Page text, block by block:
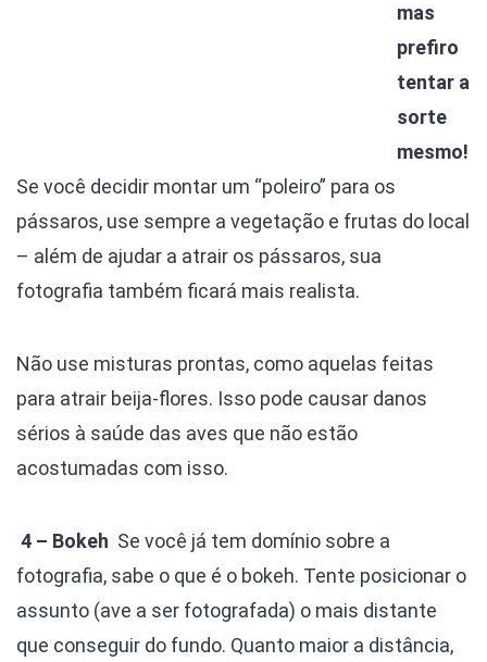
mas
prefiro
tentar a
sorte
mesmo!
Se você decidir montar um “poleiro” para os
pássaros, use sempre a vegetação e frutas do local
– além de ajudar a atrair os pássaros, sua
fotografia também ficará mais realista.
Não use misturas prontas, como aquelas feitas
para atrair beija-flores. Isso pode causar danos
sérios à saúde das aves que não estão
acostumadas com isso.
4 – Bokeh Se você já tem domínio sobre a
fotografia, sabe o que é o bokeh. Tente posicionar o
assunto (ave a ser fotografada) o mais distante
que conseguir do fundo. Quanto maior a distância,